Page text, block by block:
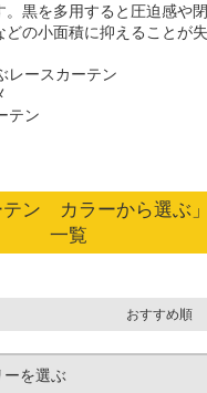
黒を多用すると圧迫感や
どの小面積に抑えることが
テン カラーから選ぶ
一覧
おすすめ順
ーを選ぶ